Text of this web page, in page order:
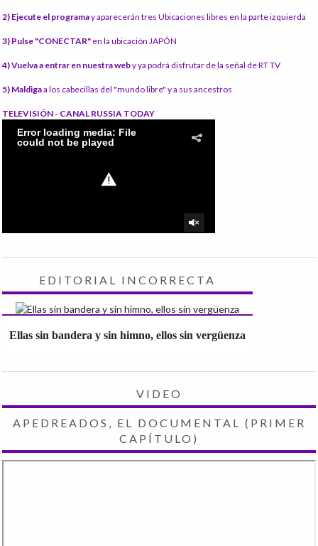
2) Ejecute el programay aparecerán tres Ubicaciones libres en la parte izquierda
3) Pulse "CONECTAR" en la ubicación JAPÓN
4) Vuelva a entrar en nuestra weby ya podrá disfrutar de la señal de RT TV
5) Maldigaa los cabecillas del "mundo libre" y a sus ancestros
TELEVISIÓN - CANAL RUSSIA TODAY
EDITORIAL INCORRECTA
Ellas sin bandera y sin himno, ellos sin vergüenza
VIDEO
APEDREADOS, EL DOCUMENTAL (PRIMER
CAPÍTULO)